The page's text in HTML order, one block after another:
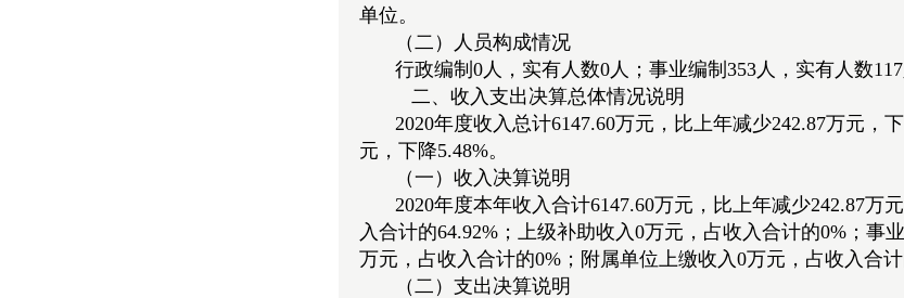
单位。
（二）人员构成情况
行政编制0人，实有人数0人；事业编制353人，实有人数117
二、收入支出决算总体情况说明
2020年度收入总计6147.60万元，比上年减少242.87万元，
元，下降5.48%。
（一）收入决算说明
2020年度本年收入合计6147.60万元，比上年减少242.87万
入合计的64.92%；上级补助收入0万元，占收入合计的0%；事
万元，占收入合计的0%；附属单位上缴收入0万元，占收入合
（二）支出决算说明